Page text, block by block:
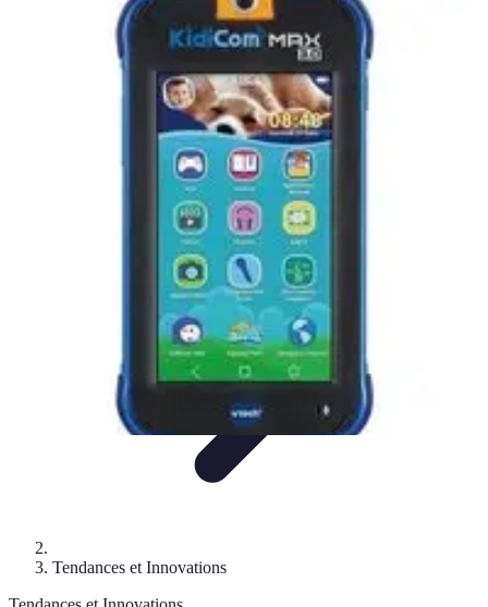
Résultats et analysesTransferts et
Tendances Analyse et Performances
Tendances et Innovations